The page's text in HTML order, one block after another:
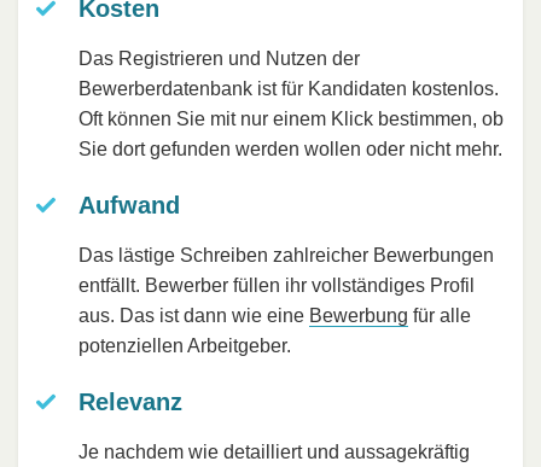
Kosten
Das Registrieren und Nutzen der
Bewerberdatenbank ist für Kandidaten kostenlos.
Oft können Sie mit nur einem Klick bestimmen, ob
Sie dort gefunden werden wollen oder nicht mehr.
Aufwand
Das lästige Schreiben zahlreicher Bewerbungen
entfällt. Bewerber füllen ihr vollständiges Profil
aus. Das ist dann wie eine Bewerbung für alle
potenziellen Arbeitgeber.
Relevanz
Je nachdem wie detailliert und aussagekräftig